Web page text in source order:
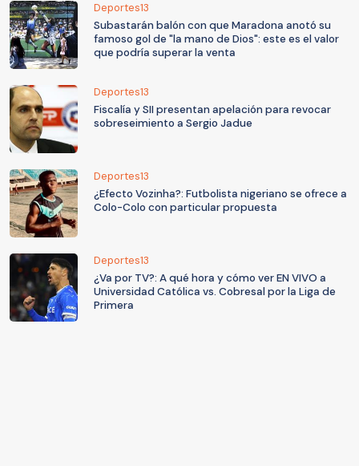
Deportes13
Subastarán balón con que Maradona anotó su
famoso gol de "la mano de Dios": este es el valor
que podría superar la venta
Deportes13
Fiscalía y SII presentan apelación para revocar
sobreseimiento a Sergio Jadue
Deportes13
¿Efecto Vozinha?: Futbolista nigeriano se ofrece a
Colo-Colo con particular propuesta
Deportes13
¿Va por TV?: A qué hora y cómo ver EN VIVO a
Universidad Católica vs. Cobresal por la Liga de
Primera